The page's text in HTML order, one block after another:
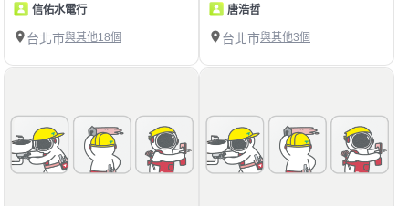
信佑水電行
台北市與其他18個
唐浩哲
台北市與其他3個